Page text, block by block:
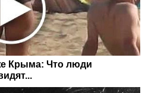
Крыма: Что люди